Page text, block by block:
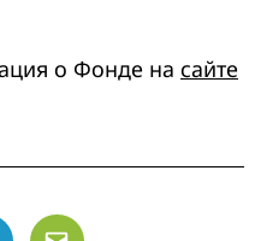
о Фонде на сайте